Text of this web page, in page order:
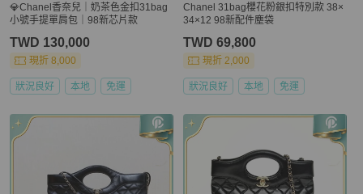
💎Chanel香奈兒｜奶茶色金扣31bag
小號手提單肩包｜98新芯片款
TWD 130,000
現折 8,000
狀況良好 本地 免運
Chanel 31bag櫻花粉銀扣特別款 38×
34×12 98新配件塵袋
TWD 69,800
現折 2,000
狀況良好 本地 免運